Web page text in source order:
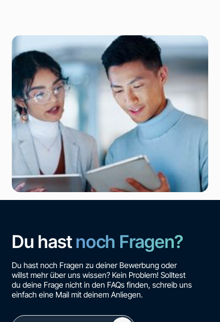
Du hastnoch Fragen?
Du hast noch Fragen zu deiner Bewerbung oder
willst mehr über uns wissen? Kein Problem! Solltest
du deine Frage nicht in den FAQs finden, schreib uns
einfach eine Mail mit deinem Anliegen.